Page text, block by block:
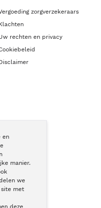
en
manier.
we
site met
zorgverzekeraars
rechten en privacy